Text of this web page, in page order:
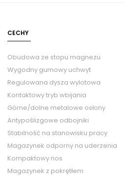
CECHY
Obudowa ze stopu magnezu
Wygodny gumowy uchwyt
Regulowana dysza wylotowa
Kontaktowy tryb wbijania
Górne/dolne metalowe osłony
Antypoślizgowe odbojniki
Stabilność na stanowisku pracy
Magazynek odporny na uderzenia
Kompaktowy nos
Magazynek z pokrętłem